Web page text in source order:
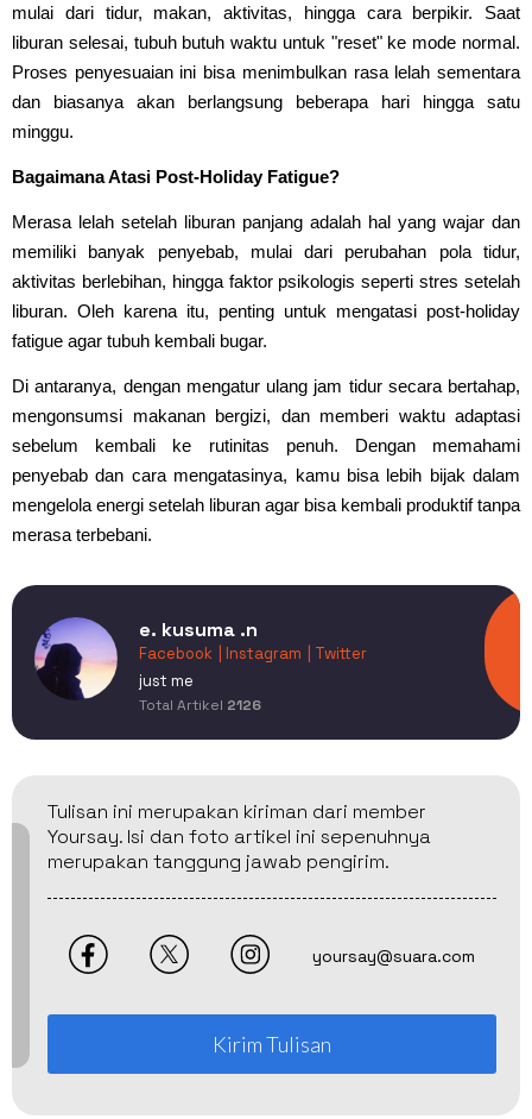
mulai dari tidur, makan, aktivitas, hingga cara berpikir. Saat
liburan selesai, tubuh butuh waktu untuk "reset" ke mode normal.
Proses penyesuaian ini bisa menimbulkan rasa lelah sementara
dan biasanya akan berlangsung beberapa hari hingga satu
minggu.
Bagaimana Atasi Post-Holiday Fatigue?
Merasa lelah setelah liburan panjang adalah hal yang wajar dan
memiliki banyak penyebab, mulai dari perubahan pola tidur,
aktivitas berlebihan, hingga faktor psikologis seperti stres setelah
liburan. Oleh karena itu, penting untuk mengatasi post-holiday
fatigue agar tubuh kembali bugar.
Di antaranya, dengan mengatur ulang jam tidur secara bertahap,
mengonsumsi makanan bergizi, dan memberi waktu adaptasi
sebelum kembali ke rutinitas penuh. Dengan memahami
penyebab dan cara mengatasinya, kamu bisa lebih bijak dalam
mengelola energi setelah liburan agar bisa kembali produktif tanpa
merasa terbebani.
e. kusuma .n
Facebook | Instagram
| Twitter
just me
Total Artikel 2126
Tulisan ini merupakan kiriman dari member
Yoursay. Isi dan foto artikel ini sepenuhnya
merupakan tanggung jawab pengirim.
yoursay@suara.com
Kirim Tulisan